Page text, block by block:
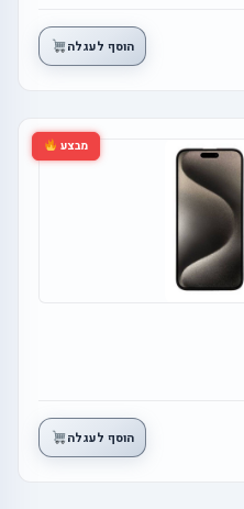
הוסף לעגלה
מבצע
הוסף לעגלה